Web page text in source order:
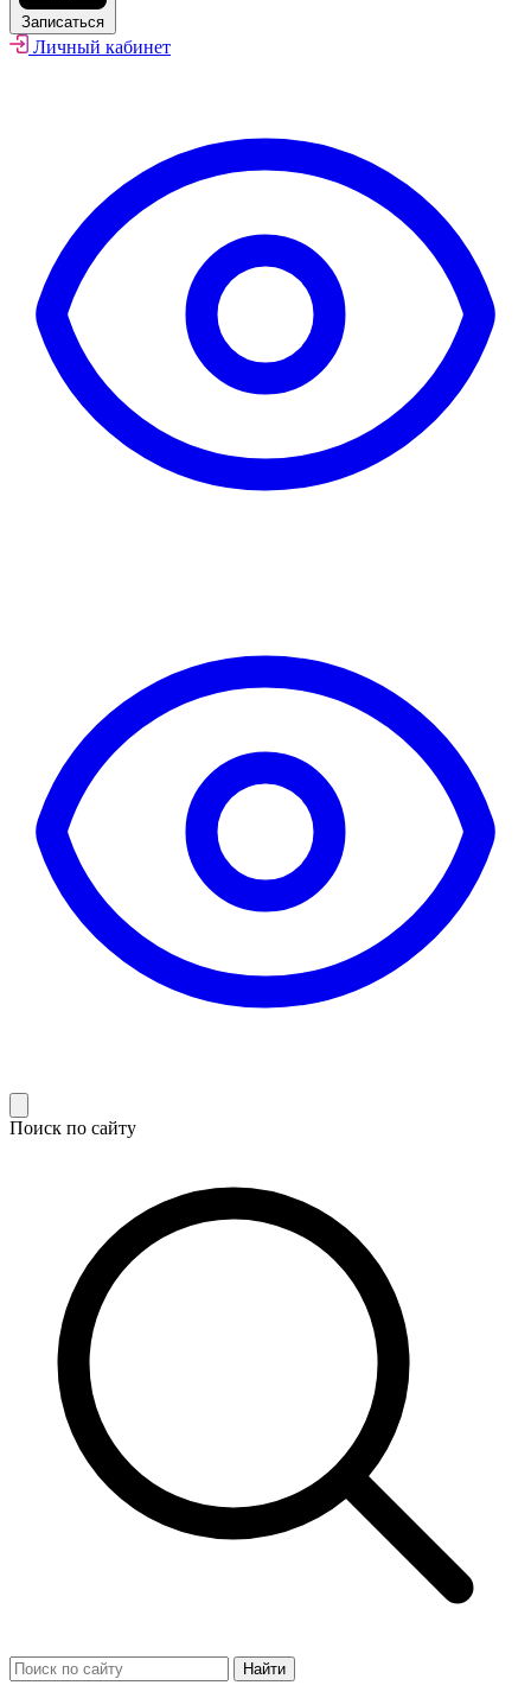
Записаться
Личный кабинет
Поиск по сайту
Найти